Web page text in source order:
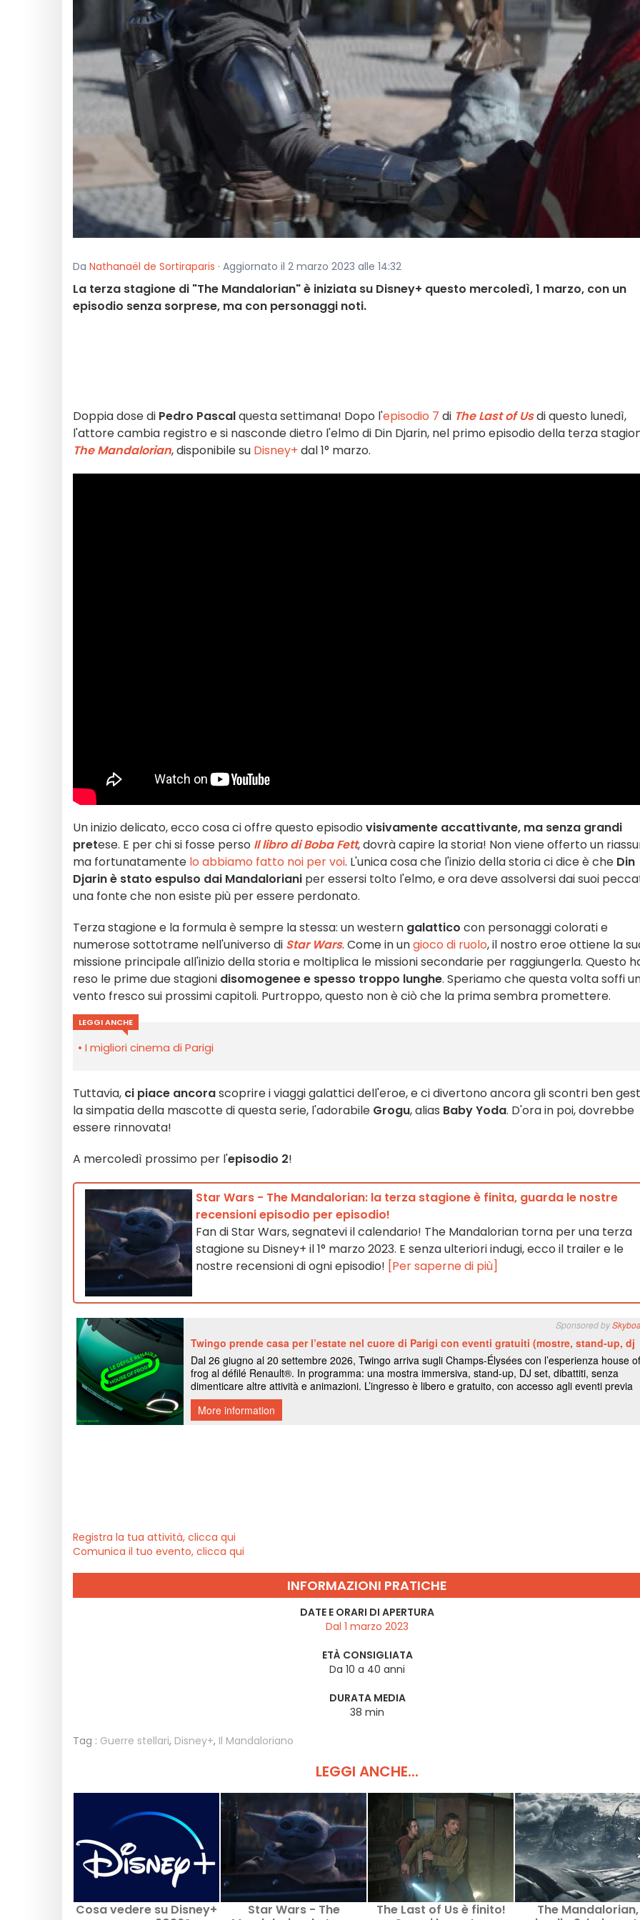
Da Nathanaël de Sortiraparis · Aggiornato il 2 marzo 2023 alle 14:32
La terza stagione di "The Mandalorian" è iniziata su Disney+ questo mercoledì, 1 marzo, con un
episodio senza sorprese, ma con personaggi noti.
Doppia dose di Pedro Pascalquesta settimana! Dopo l'episodio 7 di The Last of Usdi questo lunedì,
l'attore cambia registro e si nasconde dietro l'elmo di Din Djarin, nel primo episodio della terza
The Mandalorian, disponibile su Disney+ dal 1° marzo.
Un inizio delicato, ecco cosa ci offre questo episodio visivamente accattivante, ma senza grandi
pretese. E per chi si fosse perso Il libro di Boba Fett, dovrà capire la storia! Non viene offerto un
ma fortunatamente lo abbiamo fatto noi per voi. L'unica cosa che l'inizio della storia ci dice è che Din
Djarin è stato espulso dai Mandaloriani per essersi tolto l'elmo, e ora deve assolversi dai suoi
una fonte che non esiste più per essere perdonato.
Terza stagione e la formula è sempre la stessa: un western galattico con personaggi colorati e
numerose sottotrame nell'universo di Star Wars. Come in ungioco di ruolo, il nostro eroe ottiene la
missione principale all'inizio della storia e moltiplica le missioni secondarie per raggiungerla. Questo
reso le prime due stagioni disomogenee e spesso troppo lunghe. Speriamo che questa volta soffi
vento fresco sui prossimi capitoli. Purtroppo, questo non è ciò che la prima sembra promettere.
LEGGI ANCHE
I migliori cinema di Parigi
Tuttavia, ci piace ancorascoprire i viaggi galattici dell'eroe, e ci divertono ancora gli scontri ben
la simpatia della mascotte di questa serie, l'adorabile Grogu, alias Baby Yoda. D'ora in poi, dovrebbe
essere rinnovata!
A mercoledì prossimo per l'episodio 2!
Star Wars - The Mandalorian: la terza stagione è finita, guarda le nostre
recensioni episodio per episodio!
Fan di Star Wars, segnatevi il calendario! The Mandalorian torna per una terza
stagione su Disney+ il 1° marzo 2023. E senza ulteriori indugi, ecco il trailer e le
nostre recensioni di ogni episodio! [Per saperne di più]
Registra la tua attività, clicca qui
Comunica il tuo evento, clicca qui
INFORMAZIONI PRATICHE
DATE E ORARI DI APERTURA
Dal 1 marzo 2023
ETÀ CONSIGLIATA
Da 10 a 40 anni
DURATA MEDIA
38 min
Tag : Guerre stellari, Disney+, Il Mandaloriano
LEGGI ANCHE...
Cosa vedere su Disney+
Star Wars - The
The Last of Us è finito!
The Mandalorian,